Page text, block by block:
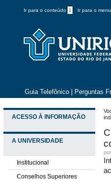
Ir para o conteúdo 1 Ir para o menu
Guia Telefônico Perguntas
ACESSO À INFORMAÇÃO
A UNIVERSIDADE
Institucional
Conselhos Superiores